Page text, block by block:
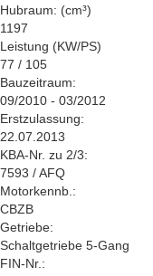
Hubraum: (cm³)
1197
Leistung (KW/PS)
77 / 105
Bauzeitraum:
09/2010 - 03/2012
Erstzulassung:
22.07.2013
KBA-Nr. zu 2/3:
7593 / AFQ
Motorkennb.:
CBZB
Getriebe:
Schaltgetriebe 5-Gang
FIN-Nr.: